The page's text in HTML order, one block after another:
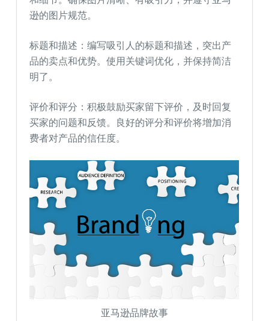
逊的图片规范。
标题和描述：编写吸引人的标题和描述，突出产
品的卖点和优势。使用关键词优化，并保持简洁
明了。
评价和评分：积极鼓励买家留下评价，及时回复
买家的问题和反馈。良好的评分和评价将增加消
费者对产品的信任度。
亚马逊品牌故事